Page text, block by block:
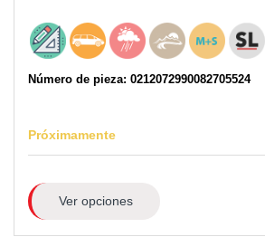
Número de pieza: 0212072990082705524
Próximamente
Ver opciones